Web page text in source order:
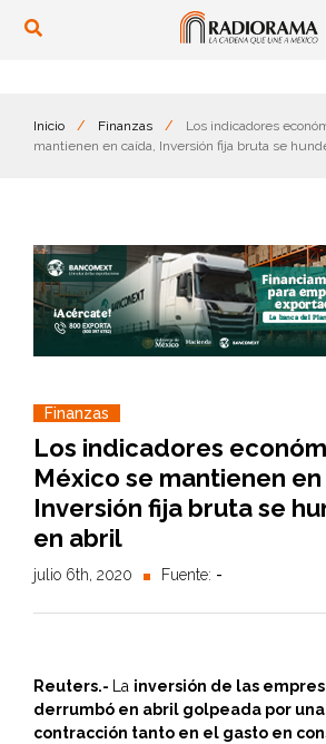
Inicio / Finanzas /
Los indicadores
mantienen en caída, Inversión fija bruta se
Finanzas
Los indicadores
México se mantienen
Inversión fija bruta se
en abril
julio 6th, 2020 Fuente: -
Reuters.- La inversión de las
derrumbó en abril golpeada por
contracción tanto en el gasto en